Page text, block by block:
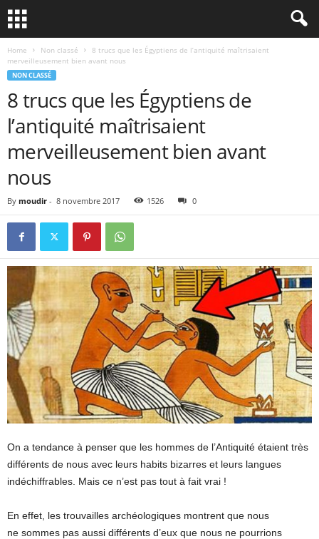
Home Non classé
8 trucs que les Égyptiens de l’antiquité maîtrisaient
merveilleusement bien avant nous
NON CLASSÉ
8 trucs que les Égyptiens de
l’antiquité maîtrisaient
merveilleusement bien avant
nous
By moudir - 8 novembre 2017 1526 0
On a tendance à penser que les hommes de l’Antiquité étaient très
différents de nous avec leurs habits bizarres et leurs langues
indéchiffrables. Mais ce n’est pas tout à fait vrai !
En effet, les trouvailles archéologiques montrent que nous
ne sommes pas aussi différents d’eux que nous ne pourrions